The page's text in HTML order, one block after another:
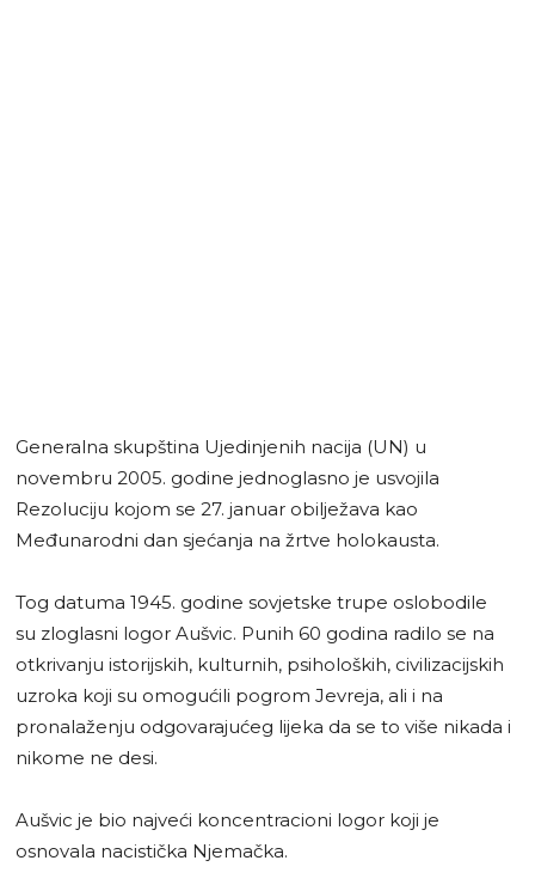
Generalna skupština Ujedinjenih nacija (UN) u
novembru 2005. godine jednoglasno je usvojila
Rezoluciju kojom se 27. januar obilježava kao
Međunarodni dan sjećanja na žrtve holokausta.
Tog datuma 1945. godine sovjetske trupe oslobodile
su zloglasni logor Aušvic. Punih 60 godina radilo se na
otkrivanju istorijskih, kulturnih, psiholoških, civilizacijskih
uzroka koji su omogućili pogrom Jevreja, ali i na
pronalaženju odgovarajućeg lijeka da se to više nikada i
nikome ne desi.
Aušvic je bio najveći koncentracioni logor koji je
osnovala nacistička Njemačka.